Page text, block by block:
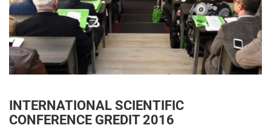
INTERNATIONAL SCIENTIFIC
CONFERENCE GREDIT 2016